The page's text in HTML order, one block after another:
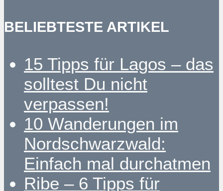
BELIEBTESTE ARTIKEL
15 Tipps für Lagos – das
solltest Du nicht
verpassen!
10 Wanderungen im
Nordschwarzwald:
Einfach mal durchatmen
Ribe – 6 Tipps für